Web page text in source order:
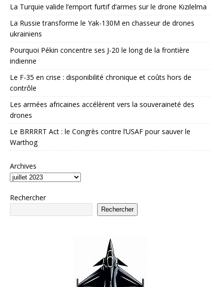
La Turquie valide l’emport furtif d’armes sur le drone Kızılelma
La Russie transforme le Yak-130M en chasseur de drones
ukrainiens
Pourquoi Pékin concentre ses J-20 le long de la frontière
indienne
Le F-35 en crise : disponibilité chronique et coûts hors de
contrôle
Les armées africaines accélèrent vers la souveraineté des
drones
Le BRRRRT Act : le Congrès contre l’USAF pour sauver le
Warthog
Archives
Rechercher
Rechercher